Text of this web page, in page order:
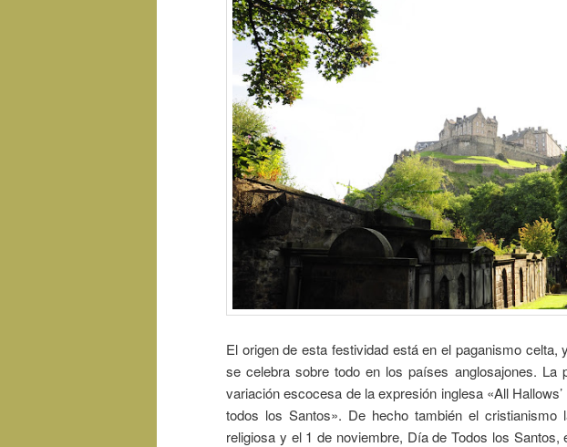
El origen de esta festividad está en el paganismo celta,
se celebra sobre todo en los países anglosajones. La
variación escocesa de la expresión inglesa «All
todos los Santos». De hecho también el cristianismo
religiosa y el 1 de noviembre, Día de Todos los